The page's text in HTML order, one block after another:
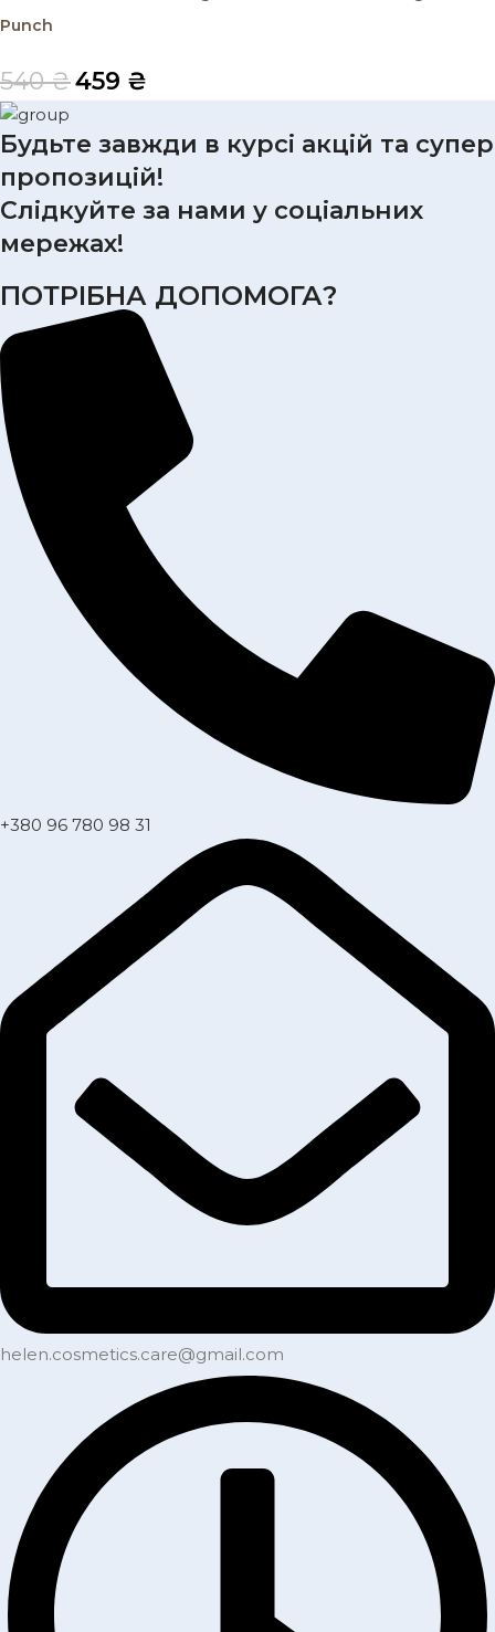
Punch
540₴459 ₴
Будьте завжди в курсі акцій та супер
пропозицій!
Слідкуйте за нами у соціальних
мережах!
ПОТРІБНА ДОПОМОГА?
+380 96 780 98 31
helen.cosmetics.care@gmail.com